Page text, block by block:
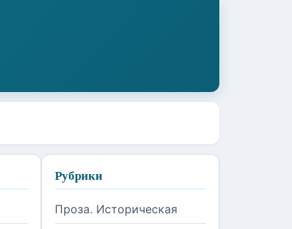
Рубрики
Проза. Историческая